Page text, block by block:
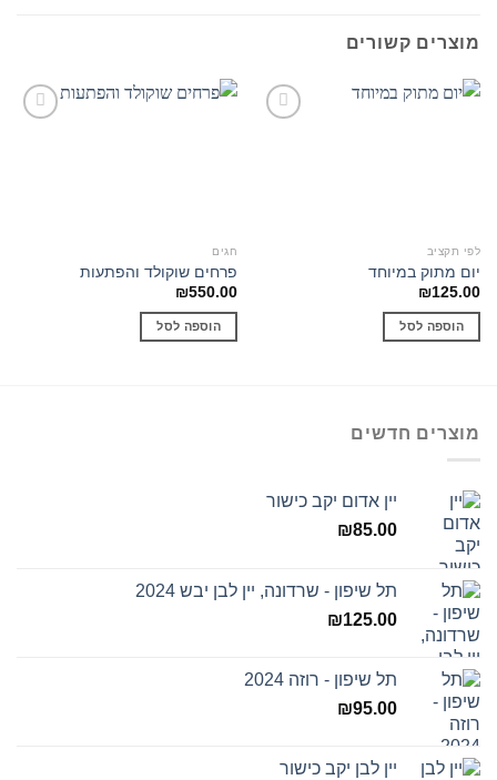
מוצרים קשורים
לפי תקציב
יום מתוק במיוחד
₪125.00
הוספה לסל
חגים
פרחים שוקולד והפתעות
₪550.00
הוספה לסל
מוצרים חדשים
יין אדום יקב כישור
₪85.00
תל שיפון - שרדונה, יין לבן יבש 2024
₪125.00
תל שיפון - רוזה 2024
₪95.00
יין לבן יקב כישור